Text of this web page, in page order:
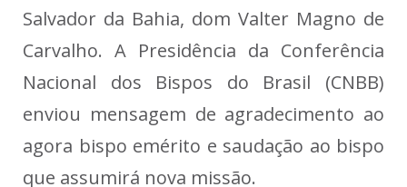
Salvador da Bahia, dom Valter Magno de
Carvalho. A Presidência da Conferência
Nacional dos Bispos do Brasil (CNBB)
enviou mensagem de agradecimento ao
agora bispo emérito e saudação ao bispo
que assumirá nova missão.